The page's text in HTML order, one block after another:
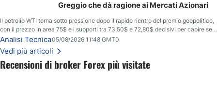
Recensioni di broker Forex più visitate
Greggio che dà ragione ai Mercati Azionari
Il petrolio WTI torna sotto pressione dopo il rapido rientro del premio geopolitico,
con il prezzo in area 75$ e i supporti tra 73,50$ e 72,80$ decisivi per capire se il
ribasso potrà estendersi verso quota 70$.
Analisi Tecnica05/08/2026 11:48 GMT0
Vedi più articoli